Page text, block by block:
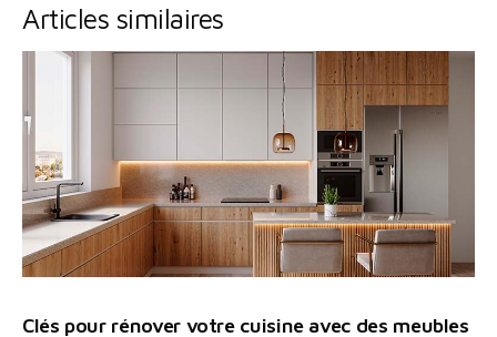
Articles similaires
Clés pour rénover votre cuisine avec des meubles